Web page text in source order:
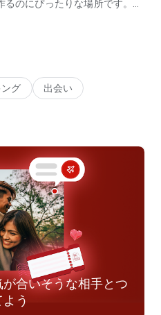
のにぴったりな場所です。求
いを楽しみましょう！
簡単！プロフィールを活用し
を載せるとマッチしやすくなり
るときは右スワイプ、ピンと
。相手がLikeを返してくれた
Tinderでは、独自のダブルオプ
心を示した場合にのみマッチす
や家族に、誰にどこで会うの
共有することができます。
グ 出会い
合いそうな相手とつ
う